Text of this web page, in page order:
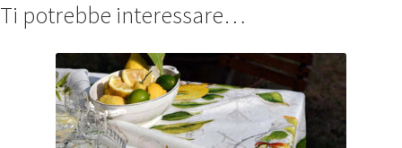
Ti potrebbe interessare…